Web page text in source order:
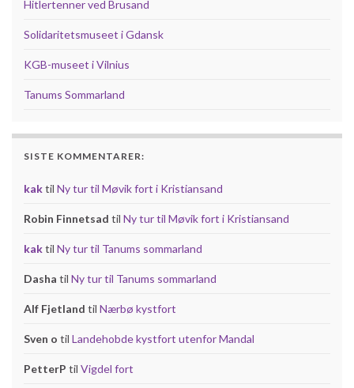
Hitlertenner ved Brusand
Solidaritetsmuseet i Gdansk
KGB-museet i Vilnius
Tanums Sommarland
SISTE KOMMENTARER:
kaktil Ny tur til Møvik fort i Kristiansand
Robin Finnetsad til Ny tur til Møvik fort i Kristiansand
kaktil Ny tur til Tanums sommarland
Dasha til Ny tur til Tanums sommarland
Alf Fjetland til Nærbø kystfort
Sven o til Landehobde kystfort utenfor Mandal
PetterP til Vigdel fort